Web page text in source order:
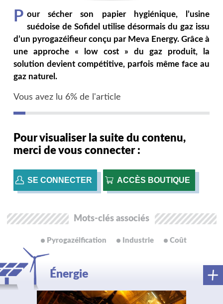
P our sécher son papier hygiénique, l’usine
suédoise de Sofidel utilise désormais du gaz issu
d’un pyrogazéifieur conçu par Meva Energy. Grâce à
une approche « low cost » du gaz produit, la
solution devient compétitive, parfois même face au
gaz naturel.
Vous avez lu 6% de l'article
Pour visualiser la suite du contenu,
merci de vous connecter :
SE CONNECTER ACCÈS BOUTIQUE
Mots-clés associés
Pyrogazéification Industrie coût
Énergie